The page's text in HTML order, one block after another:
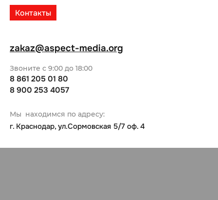
Контакты
Мы находимся по адресу:
г. Краснодар, ул.Сормовская 5/7 оф. 4
Звоните с 9:00 до 18:00
8 861 205 01 80
8 900 253 4057
zakaz@aspect-media.org